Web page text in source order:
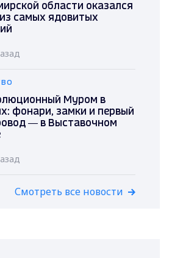
области оказался
самых ядовитых
Муром в
фонари, замки и первый
— в Выставочном
Смотреть все новости